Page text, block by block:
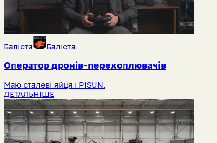
Баліста Баліста
Оператор дронів-перехоплювачів
Маю сталеві яйця і P1SUN.
ДЕТАЛЬНІШЕ